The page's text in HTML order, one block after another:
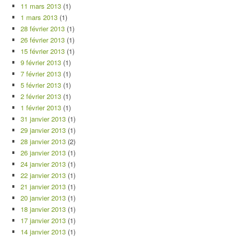
11 mars 2013 (1)
1 mars 2013 (1)
28 février 2013 (1)
26 février 2013 (1)
15 février 2013 (1)
9 février 2013 (1)
7 février 2013 (1)
5 février 2013 (1)
2 février 2013 (1)
1 février 2013 (1)
31 janvier 2013 (1)
29 janvier 2013 (1)
28 janvier 2013 (2)
26 janvier 2013 (1)
24 janvier 2013 (1)
22 janvier 2013 (1)
21 janvier 2013 (1)
20 janvier 2013 (1)
18 janvier 2013 (1)
17 janvier 2013 (1)
14 janvier 2013 (1)